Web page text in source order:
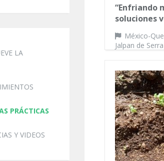
LA
PRÁCTICAS
Y VIDEOS
“Enfriando
soluciones
México-
Jalpan de Serra